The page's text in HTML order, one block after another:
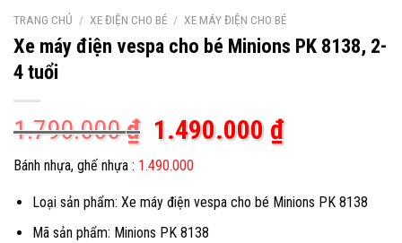
TRANG CHỦ / XE ĐIỆN CHO BÉ / XE MÁY ĐIỆN CHO BÉ
Xe máy điện vespa cho bé Minions PK 8138, 2-
4 tuổi
1.790.000₫ Giá
gốc
1.790.000 ₫.
1.490.000 ₫Giá
hiện
là:
Bánh nhựa, ghế nhựa : 1.490.000
Loại sản phẩm: Xe máy điện vespa cho bé Minions PK 8138
Mã sản phẩm: Minions PK 8138